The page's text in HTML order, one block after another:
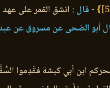
}
- قال : انشق القمر على
أبو الضحى عن مسروق عن عبد
ابن أبي كبشة فقَدِموا